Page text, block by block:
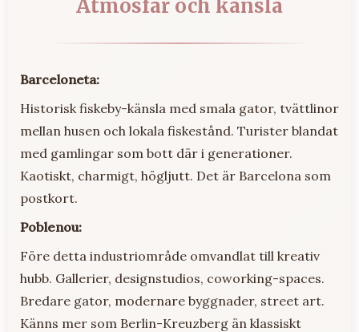
Atmosfär och känsla
Barceloneta:
Historisk fiskeby-känsla med smala gator, tvättlinor
mellan husen och lokala fiskestånd. Turister blandat
med gamlingar som bott där i generationer.
Kaotiskt, charmigt, högljutt. Det är Barcelona som
postkort.
Poblenou:
Före detta industriområde omvandlat till kreativ
hubb. Gallerier, designstudios, coworking-spaces.
Bredare gator, modernare byggnader, street art.
Känns mer som Berlin-Kreuzberg än klassiskt